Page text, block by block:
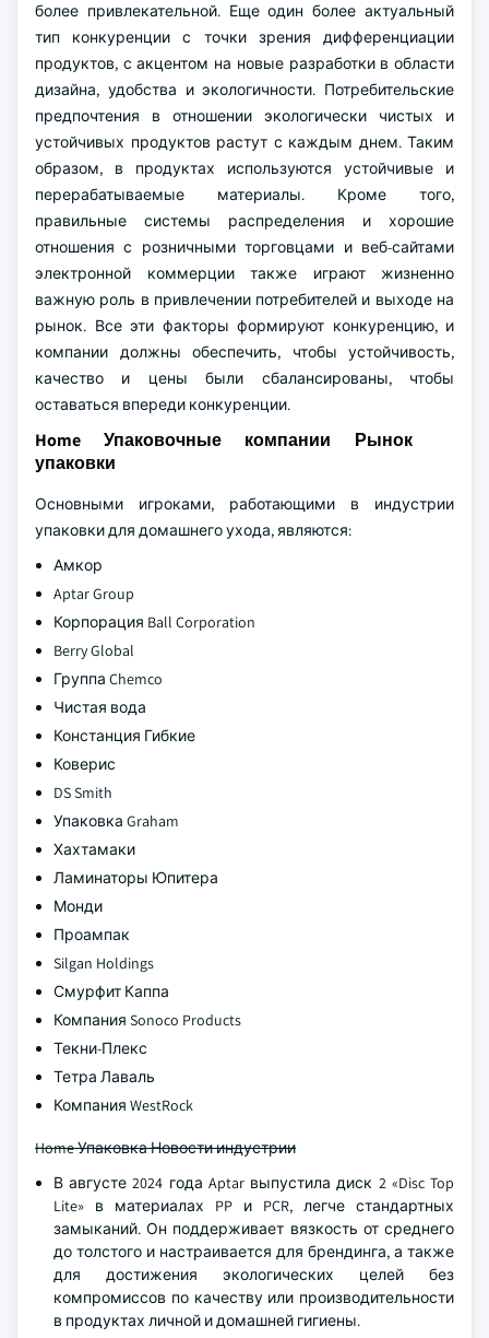
более привлекательной. Еще один более актуальный
тип конкуренции с точки зрения дифференциации
продуктов, с акцентом на новые разработки в области
дизайна, удобства и экологичности. Потребительские
предпочтения в отношении экологически чистых и
устойчивых продуктов растут с каждым днем. Таким
образом, в продуктах используются устойчивые и
перерабатываемые материалы. Кроме того,
правильные системы распределения и хорошие
отношения с розничными торговцами и веб-сайтами
электронной коммерции также играют жизненно
важную роль в привлечении потребителей и выходе на
рынок. Все эти факторы формируют конкуренцию, и
компании должны обеспечить, чтобы устойчивость,
качество и цены были сбалансированы, чтобы
оставаться впереди конкуренции.
Home Упаковочные компании Рынок
упаковки
Основными игроками, работающими в индустрии
упаковки для домашнего ухода, являются:
Амкор
Aptar Group
Корпорация Ball Corporation
Berry Global
Группа Chemco
Чистая вода
Констанция Гибкие
Коверис
DS Smith
Упаковка Graham
Хахтамаки
Ламинаторы Юпитера
Монди
Проампак
Silgan Holdings
Смурфит Каппа
Компания Sonoco Products
Текни-Плекс
Тетра Лаваль
Компания WestRock
Home Упаковка Новости индустрии
В августе 2024 года Aptar выпустила диск 2 «Disc Top
Lite» в материалах PP и PCR, легче стандартных
замыканий. Он поддерживает вязкость от среднего
до толстого и настраивается для брендинга, а также
для достижения экологических целей без
компромиссов по качеству или производительности
в продуктах личной и домашней гигиены.